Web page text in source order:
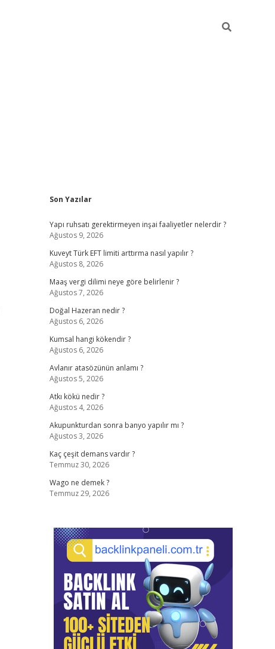
Sidebar
Son Yazılar
Yapı ruhsatı gerektirmeyen inşai faaliyetler nelerdir ?
Ağustos 9, 2026
Kuveyt Türk EFT limiti arttırma nasıl yapılır ?
Ağustos 8, 2026
Maaş vergi dilimi neye göre belirlenir ?
Ağustos 7, 2026
Doğal Hazeran nedir ?
Ağustos 6, 2026
Kumsal hangi kökendir ?
Ağustos 6, 2026
Avlanır atasözünün anlamı ?
Ağustos 5, 2026
Atkı kökü nedir ?
Ağustos 4, 2026
Akupunkturdan sonra banyo yapılır mı ?
Ağustos 3, 2026
Kaç çeşit demans vardır ?
Temmuz 30, 2026
Wago ne demek ?
Temmuz 29, 2026
ilbet giriş